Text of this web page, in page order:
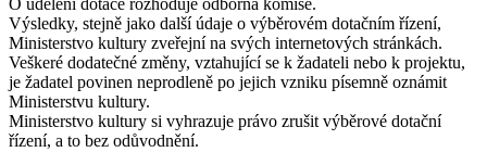
Výsledky, stejně jako další údaje o výběrovém dotačním řízení,
Ministerstvo kultury zveřejní na svých internetových stránkách.
Veškeré dodatečné změny, vztahující se k žadateli nebo k projektu,
je žadatel povinen neprodleně po jejich vzniku písemně oznámit
Ministerstvu kultury.
Ministerstvo kultury si vyhrazuje právo zrušit výběrové dotační
řízení, a to bez odůvodnění.